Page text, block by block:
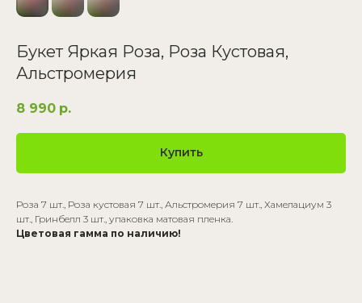
Букет Яркая Роза, Роза Кустовая,
Альстромерия
8 990 р.
Купить
Роза 7 шт., Роза кустовая 7 шт., Альстромерия 7 шт., Хамелациум 3
шт., Гринбелл 3 шт., упаковка матовая пленка.
Цветовая гамма по наличию!